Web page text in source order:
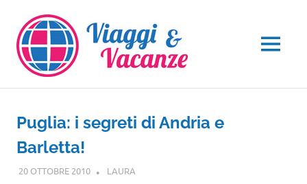
contenuto
MENU
Puglia: i segreti di Andria e
Barletta!
20 OTTOBRE 2010 LAURA